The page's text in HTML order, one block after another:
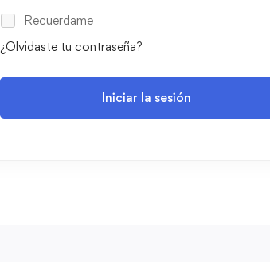
Recuerdame
¿Olvidaste tu contraseña?
Iniciar la sesión